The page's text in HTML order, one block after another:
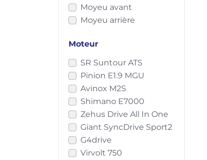
Moyeu avant
Moyeu arrière
Moteur
SR Suntour ATS
Pinion E1.9 MGU
Avinox M2S
Shimano E7000
Zehus Drive All In One
Giant SyncDrive Sport2
G4drive
Virvolt 750